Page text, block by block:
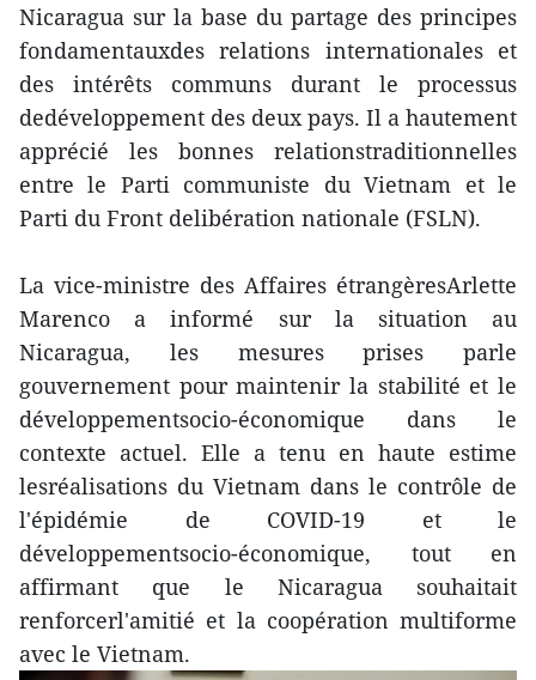
Nicaragua sur la base du partage des principes
fondamentauxdes relations internationales et
des intérêts communs durant le processus
dedéveloppement des deux pays. Il a hautement
apprécié les bonnes relationstraditionnelles
entre le Parti communiste du Vietnam et le
Parti du Front delibération nationale (FSLN).
La vice-ministre des Affaires étrangèresArlette
Marenco a informé sur la situation au
Nicaragua, les mesures prises parle
gouvernement pour maintenir la stabilité et le
développementsocio-économique dans le
contexte actuel. Elle a tenu en haute estime
lesréalisations du Vietnam dans le contrôle de
l'épidémie de COVID-19 et le
développementsocio-économique, tout en
affirmant que le Nicaragua souhaitait
renforcerl'amitié et la coopération multiforme
avec le Vietnam.